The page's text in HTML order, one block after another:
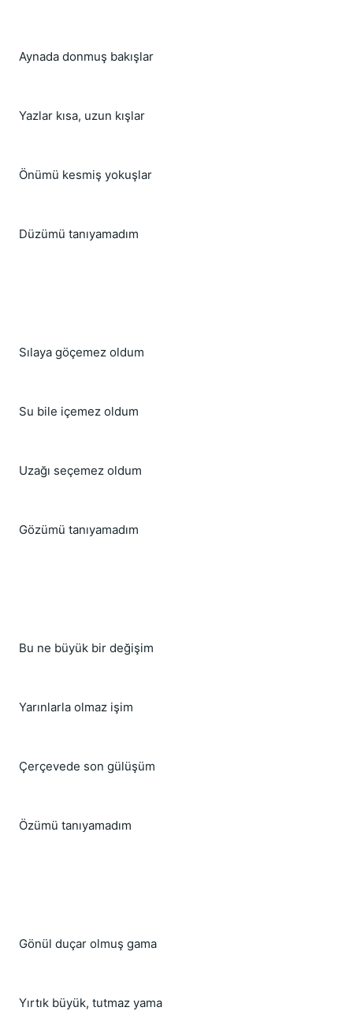
Aynada donmuş bakışlar
Yazlar kısa, uzun kışlar
Önümü kesmiş yokuşlar
Düzümü tanıyamadım
Sılaya göçemez oldum
Su bile içemez oldum
Uzağı seçemez oldum
Gözümü tanıyamadım
Bu ne büyük bir değişim
Yarınlarla olmaz işim
Çerçevede son gülüşüm
Özümü tanıyamadım
Gönül duçar olmuş gama
Yırtık büyük, tutmaz yama